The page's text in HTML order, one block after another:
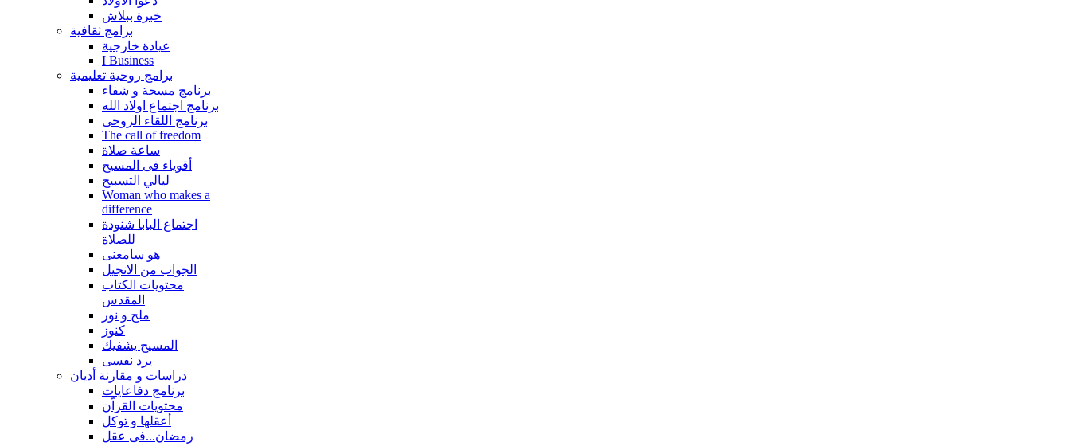
خبرة ببلاش
برامج ثقافية
عيادة خارجية
I Business
برامج روحية تعليمية
برنامج مسحة و شفاء
برنامج اجتماع اولاد الله
برنامج اللقاء الروحى
The call of freedom
ساعة صلاة
أقوياء فى المسيح
ليالي التسبيح
Woman who makes a
difference
اجتماع البابا شنودة
للصلاة
هو سامعنى
الجواب من الانجيل
محتويات الكتاب
المقدس
ملح و نور
كنوز
المسيح يشفيك
يرد نفسى
دراسات و مقارنة أديان
برنامج دفاعايات
محتويات القراّن
أعقلها و توكل
رمضان...فى عقل